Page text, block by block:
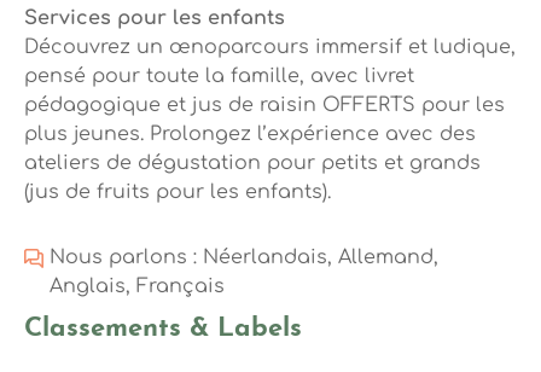
Services pour les enfants
Découvrez un œnoparcours immersif et ludique,
pensé pour toute la famille, avec livret
pédagogique et jus de raisin OFFERTS pour les
plus jeunes. Prolongez l’expérience avec des
ateliers de dégustation pour petits et grands
(jus de fruits pour les enfants).
Nous parlons : Néerlandais, Allemand,
Anglais, Français
Classements & Labels